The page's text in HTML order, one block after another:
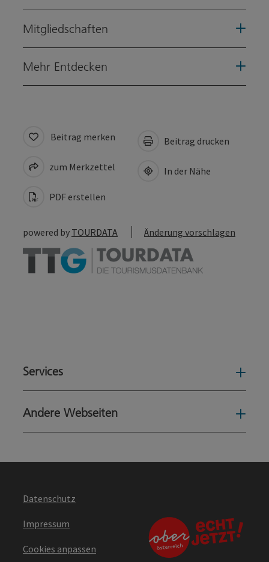
Mitgliedschaften
Mehr Entdecken
Beitrag merken
zum Merkzettel
PDF erstellen
Beitrag drucken
In der Nähe
powered by TOURDATA Änderung vorschlagen
Services
Andere Webseiten
Datenschutz
Impressum
Cookies anpassen